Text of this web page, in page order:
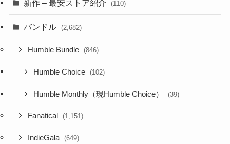
新作 – 最安ストア紹介 (110)
バンドル (2,682)
Humble Bundle (846)
Humble Choice (102)
Humble Monthly（現Humble Choice） (39)
Fanatical (1,151)
IndieGala (649)